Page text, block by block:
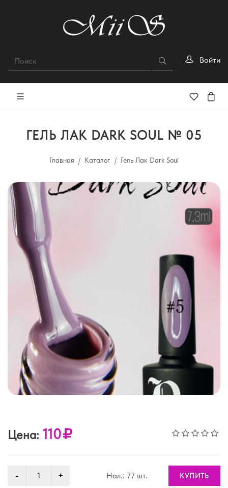
Войти
ГЕЛЬ ЛАК DARK SOUL № 05
Главная Каталог Гель Лак Dark Soul
Цена: 110
Нал.: 77 шт. КУПИТЬ